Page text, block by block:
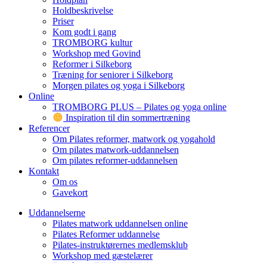
Holdbeskrivelse
Priser
Kom godt i gang
TROMBORG kultur
Workshop med Govind
Reformer i Silkeborg
Træning for seniorer i Silkeborg
Morgen pilates og yoga i Silkeborg
Online
TROMBORG PLUS – Pilates og yoga online
Inspiration til din sommertræning
Referencer
Om Pilates reformer, matwork og yogahold
Om pilates matwork-uddannelsen
Om pilates reformer-uddannelsen
Kontakt
Om os
Gavekort
Uddannelserne
Pilates matwork uddannelsen online
Pilates Reformer uddannelse
Pilates-instruktørernes medlemsklub
Workshop med gæstelærer